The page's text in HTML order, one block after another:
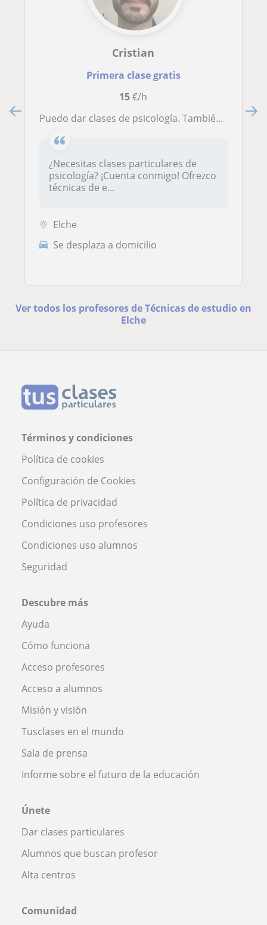
Cristian
Primera clase gratis
15€/h
Puedo dar clases de psicología. También técnicas de estudio y orientación psicológica basada en la evidencia científica
¿Necesitas clases particulares de
psicología? ¡Cuenta conmigo! Ofrezco
técnicas de e...
Elche
Se desplaza a domicilio
Ver todos los profesores de Técnicas de estudio en
Elche
Términos y condiciones
Política de cookies
Configuración de Cookies
Política de privacidad
Condiciones uso profesores
Condiciones uso alumnos
Seguridad
Descubre más
Ayuda
Cómo funciona
Acceso profesores
Acceso a alumnos
Misión y visión
Tusclases en el mundo
Sala de prensa
Informe sobre el futuro de la educación
Únete
Dar clases particulares
Alumnos que buscan profesor
Alta centros
Comunidad